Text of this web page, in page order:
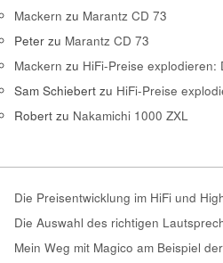
Mackern zu Marantz CD 73
Peter zu Marantz CD 73
Mackern zu HiFi-Preise
Sam Schiebert zu HiFi-Preise
Robert zu Nakamichi 1000 ZXL
Die Preisentwicklung im HiFi und
Die Auswahl des richtigen
Mein Weg mit Magico am Beispiel